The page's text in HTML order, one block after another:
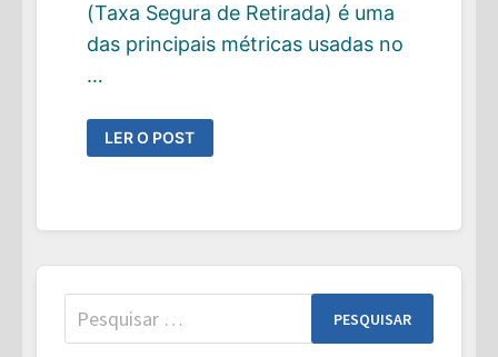
(Taxa Segura de Retirada) é uma
das principais métricas usadas no
…
TAXA
SEGURA
DE
REGRA
4%,
FUNCIONA
E
LIMITES
NO
LER O POST
Pesquisar
por: